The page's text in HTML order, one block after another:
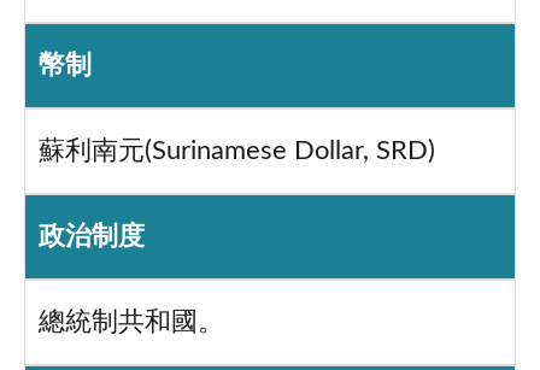
幣制
蘇利南元(Surinamese Dollar, SRD)
政治制度
總統制共和國。